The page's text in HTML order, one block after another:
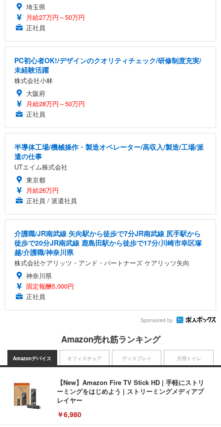
埼玉県
月給27万円～50万円
正社員
PC初心者OK!/デザインのクオリティチェック/研修制度充実/
未経験活躍
株式会社小林
大阪府
月給28万円～50万円
正社員
半導体工場/機械操作・製造オペレーター/高収入/製造/工場/派
遣の仕事
UTエイム株式会社
東京都
月給26万円
正社員 / 派遣社員
介護職/JR南武線 矢向駅から徒歩で7分JR南武線 尻手駅から
徒歩で20分JR南武線 鹿島田駅から徒歩で17分/川崎市幸区塚
越/介護職/神奈川県
株式会社ケアリッツ・アンド・パートナーズ ケアリッツ矢向
神奈川県
固定報酬5,000円
正社員
Sponsored by
Amazon売れ筋ランキング
Amazonデバイス
【New】Amazon Fire TV Stick HD | 手軽にストリ
ーミングをはじめよう | ストリーミングメディアプ
レイヤー
￥6,980
オフィスチェア ディスプレイ 犬用トイレ